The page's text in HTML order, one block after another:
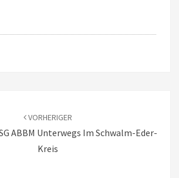
VORHERIGER
ABBM Unterwegs Im Schwalm-Eder-
Kreis